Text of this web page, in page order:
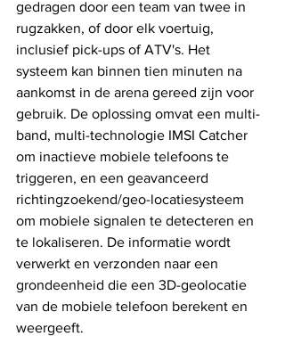
gedragen door een team van twee in
rugzakken, of door elk voertuig,
inclusief pick-ups of ATV's. Het
systeem kan binnen tien minuten na
aankomst in de arena gereed zijn voor
gebruik. De oplossing omvat een multi-
band, multi-technologie IMSI Catcher
om inactieve mobiele telefoons te
triggeren, en een geavanceerd
richtingzoekend/geo-locatiesysteem
om mobiele signalen te detecteren en
te lokaliseren. De informatie wordt
verwerkt en verzonden naar een
grondeenheid die een 3D-geolocatie
van de mobiele telefoon berekent en
weergeeft.